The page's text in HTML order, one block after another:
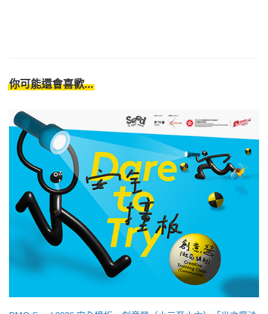
你可能還會喜歡...